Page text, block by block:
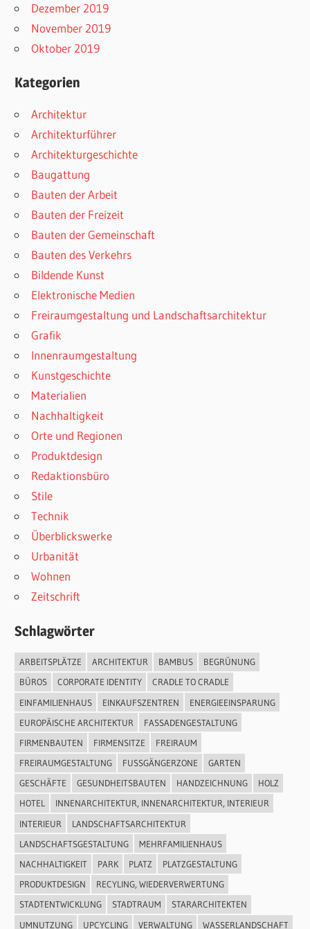
Dezember 2019
November 2019
Oktober 2019
Kategorien
Architektur
Architekturführer
Architekturgeschichte
Baugattung
Bauten der Arbeit
Bauten der Freizeit
Bauten der Gemeinschaft
Bauten des Verkehrs
Bildende Kunst
Elektronische Medien
Freiraumgestaltung und Landschaftsarchitektur
Grafik
Innenraumgestaltung
Kunstgeschichte
Materialien
Nachhaltigkeit
Orte und Regionen
Produktdesign
Redaktionsbüro
Stile
Technik
Überblickswerke
Urbanität
Wohnen
Zeitschrift
Schlagwörter
ARBEITSPLÄTZE ARCHITEKTUR BAMBUS
BEGRÜNUNG
BÜROS
CORPORATE IDENTITY
CRADLE TO CRADLE
EINFAMILIENHAUS
EINKAUFSZENTREN
ENERGIEEINSPARUNG
EUROPÄISCHE ARCHITEKTUR
FASSADENGESTALTUNG
FIRMENBAUTEN
FIRMENSITZE
FREIRAUM
FREIRAUMGESTALTUNG
FUSSGÄNGERZONE
GARTEN
GESCHÄFTE
GESUNDHEITSBAUTEN HANDZEICHNUNG
HOLZ
HOTEL
INNENARCHITEKTUR, INNENARCHITEKTUR, INTERIEUR
INTERIEUR
LANDSCHAFTSARCHITEKTUR
LANDSCHAFTSGESTALTUNG
MEHRFAMILIENHAUS
NACHHALTIGKEIT
PARK PLATZ
PLATZGESTALTUNG
PRODUKTDESIGN
RECYLING, WIEDERVERWERTUNG
STADTENTWICKLUNG
STADTRAUM
STARARCHITEKTEN
UMNUTZUNG
UPCYCLING VERWALTUNG WASSERLANDSCHAFT